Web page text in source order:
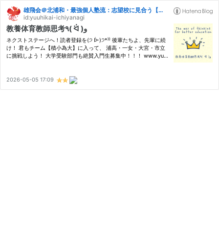
雄飛会＠北浦和・最強個人塾流：志望校に見合う【格】の育て方【偏差値７０突破の流儀】
id:yuuhikai-ichiyanagi
教養体育教師思考٩( ᐛ )و
ネクストステージへ！読者登録を(੭ ᐕ)੭*⁾⁾ 後輩たちよ、先輩に続
け！ 君もチーム【積小為大】に入って、 浦高・一女・大宮・市立
に挑戦しよう！ 大学受験部門も絶賛入門生募集中！！！ www.yu-
2026-05-05 17:09